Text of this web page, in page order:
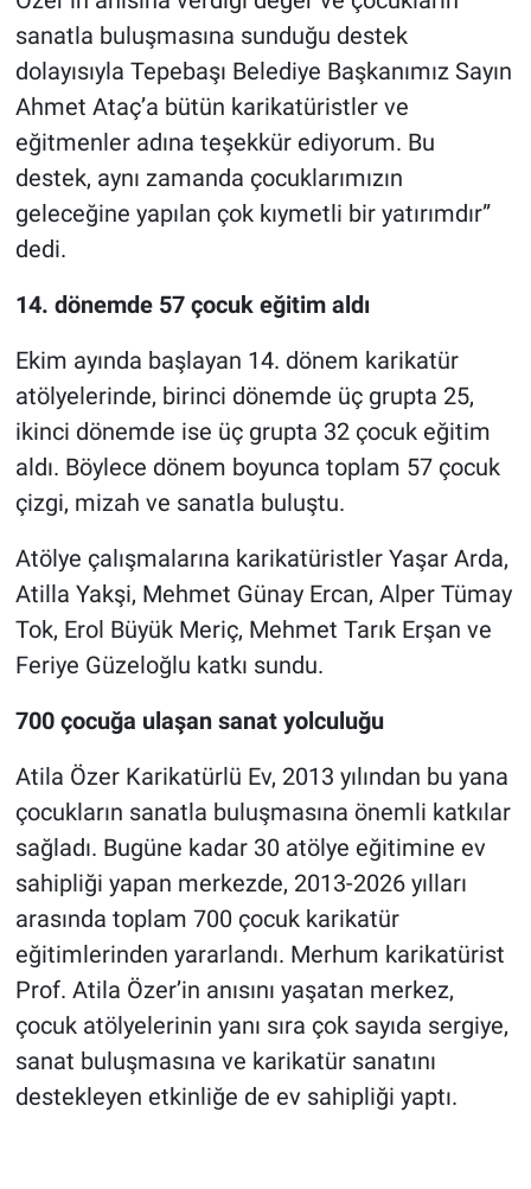
sanatla buluşmasına sunduğu destek
dolayısıyla Tepebaşı Belediye Başkanımız Sayın
Ahmet Ataç’a bütün karikatüristler ve
eğitmenler adına teşekkür ediyorum. Bu
destek, aynı zamanda çocuklarımızın
geleceğine yapılan çok kıymetli bir yatırımdır”
dedi.
14. dönemde 57 çocuk eğitim aldı
Ekim ayında başlayan 14. dönem karikatür
atölyelerinde, birinci dönemde üç grupta 25,
ikinci dönemde ise üç grupta 32 çocuk eğitim
aldı. Böylece dönem boyunca toplam 57 çocuk
çizgi, mizah ve sanatla buluştu.
Atölye çalışmalarına karikatüristler Yaşar Arda,
Atilla Yakşi, Mehmet Günay Ercan, Alper Tümay
Tok, Erol Büyük Meriç, Mehmet Tarık Erşan ve
Feriye Güzeloğlu katkı sundu.
700 çocuğa ulaşan sanat yolculuğu
Atila Özer Karikatürlü Ev, 2013 yılından bu yana
çocukların sanatla buluşmasına önemli katkılar
sağladı. Bugüne kadar 30 atölye eğitimine ev
sahipliği yapan merkezde, 2013-2026 yılları
arasında toplam 700 çocuk karikatür
eğitimlerinden yararlandı. Merhum karikatürist
Prof. Atila Özer’in anısını yaşatan merkez,
çocuk atölyelerinin yanı sıra çok sayıda sergiye,
sanat buluşmasına ve karikatür sanatını
destekleyen etkinliğe de ev sahipliği yaptı.